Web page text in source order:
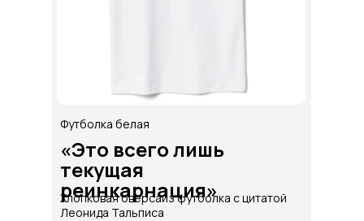
«Это всего лишь
текущая
реинкарнация»
Футболка белая
Хлопковая оверсайз футболка с цитатой
Леонида Тальписа